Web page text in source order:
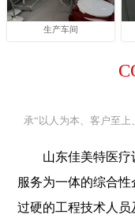
生产车间
承“以人为本、客户至
山东佳美特医疗
服务为一体的综合
过硬的工程技术人员